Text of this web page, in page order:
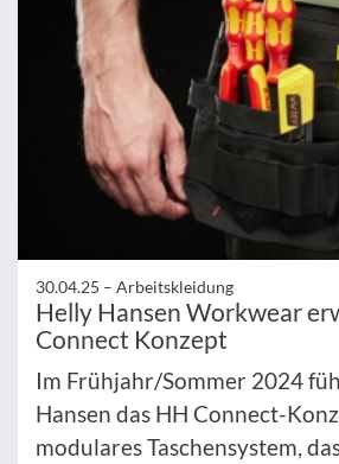
30.04.25 – Arbeitskleidung
Helly Hansen Workwear
Connect Konzept
Im Frühjahr/Sommer 2024
Hansen das HH Connect-
modulares Taschensystem,